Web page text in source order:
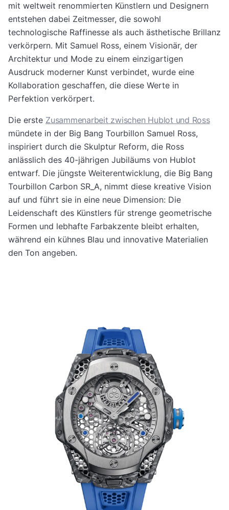
mit weltweit renommierten Künstlern und Designern
entstehen dabei Zeitmesser, die sowohl
technologische Raffinesse als auch ästhetische Brillanz
verkörpern. Mit Samuel Ross, einem Visionär, der
Architektur und Mode zu einem einzigartigen
Ausdruck moderner Kunst verbindet, wurde eine
Kollaboration geschaffen, die diese Werte in
Perfektion verkörpert.
Die erste Zusammenarbeit zwischen Hublot und Ross
mündete in der Big Bang Tourbillon Samuel Ross,
inspiriert durch die Skulptur Reform, die Ross
anlässlich des 40-jährigen Jubiläums von Hublot
entwarf. Die jüngste Weiterentwicklung, die Big Bang
Tourbillon Carbon SR_A, nimmt diese kreative Vision
auf und führt sie in eine neue Dimension: Die
Leidenschaft des Künstlers für strenge geometrische
Formen und lebhafte Farbakzente bleibt erhalten,
während ein kühnes Blau und innovative Materialien
den Ton angeben.